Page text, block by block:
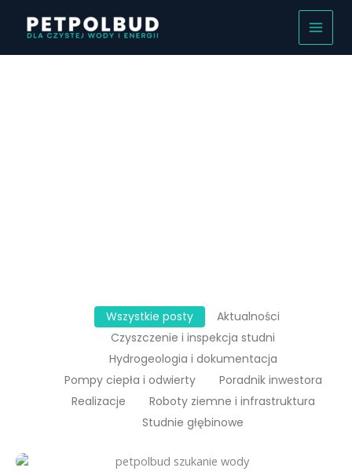
treści
Wszystkie posty
Aktualności
Czyszczenie i inspekcja studni
Hydrogeologia i dokumentacja
Pompy ciepła i odwierty
Poradnik inwestora
Realizacje
Roboty ziemne i infrastruktura
Studnie głębinowe